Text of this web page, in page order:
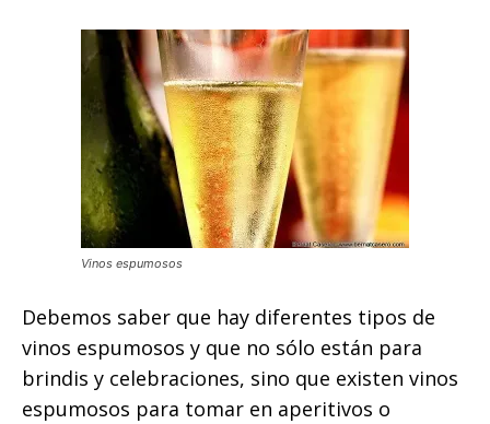
Vinos espumosos
Debemos saber que hay diferentes tipos de
vinos espumosos y que no sólo están para
brindis y celebraciones, sino que existen vinos
espumosos para tomar en aperitivos o